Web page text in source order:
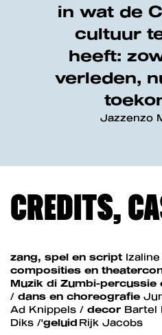
in wat de
cultuur
heeft:
verleden,
Jazzenzo
CREDITS,
zang, spel en script
composities en
Muzik di Zumbi-percussie
/ dans en choreografie
Ad Knippels / decorBartel
Diks /'geluid Rijk Jacobs